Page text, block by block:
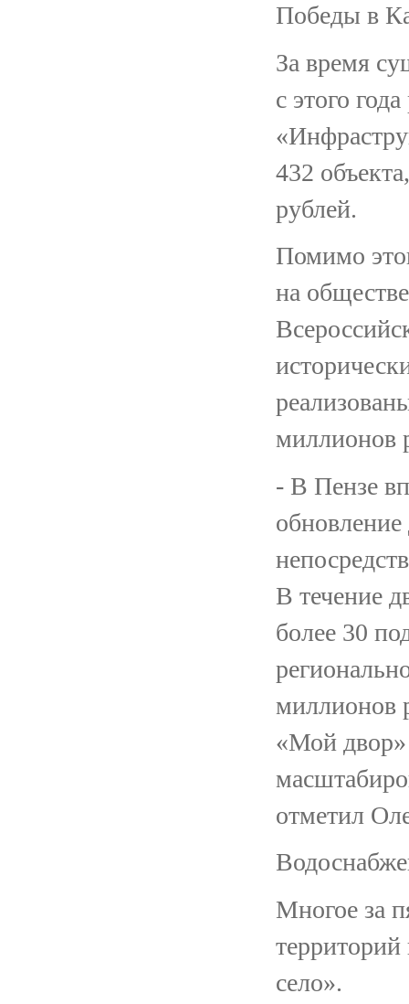
Победы в
За время
с этого
432
рублей.
Помимо
на
миллионов
- В Пензе
В течение
более 30
миллионов
«Мой
отметил
Многое за
территорий
село».